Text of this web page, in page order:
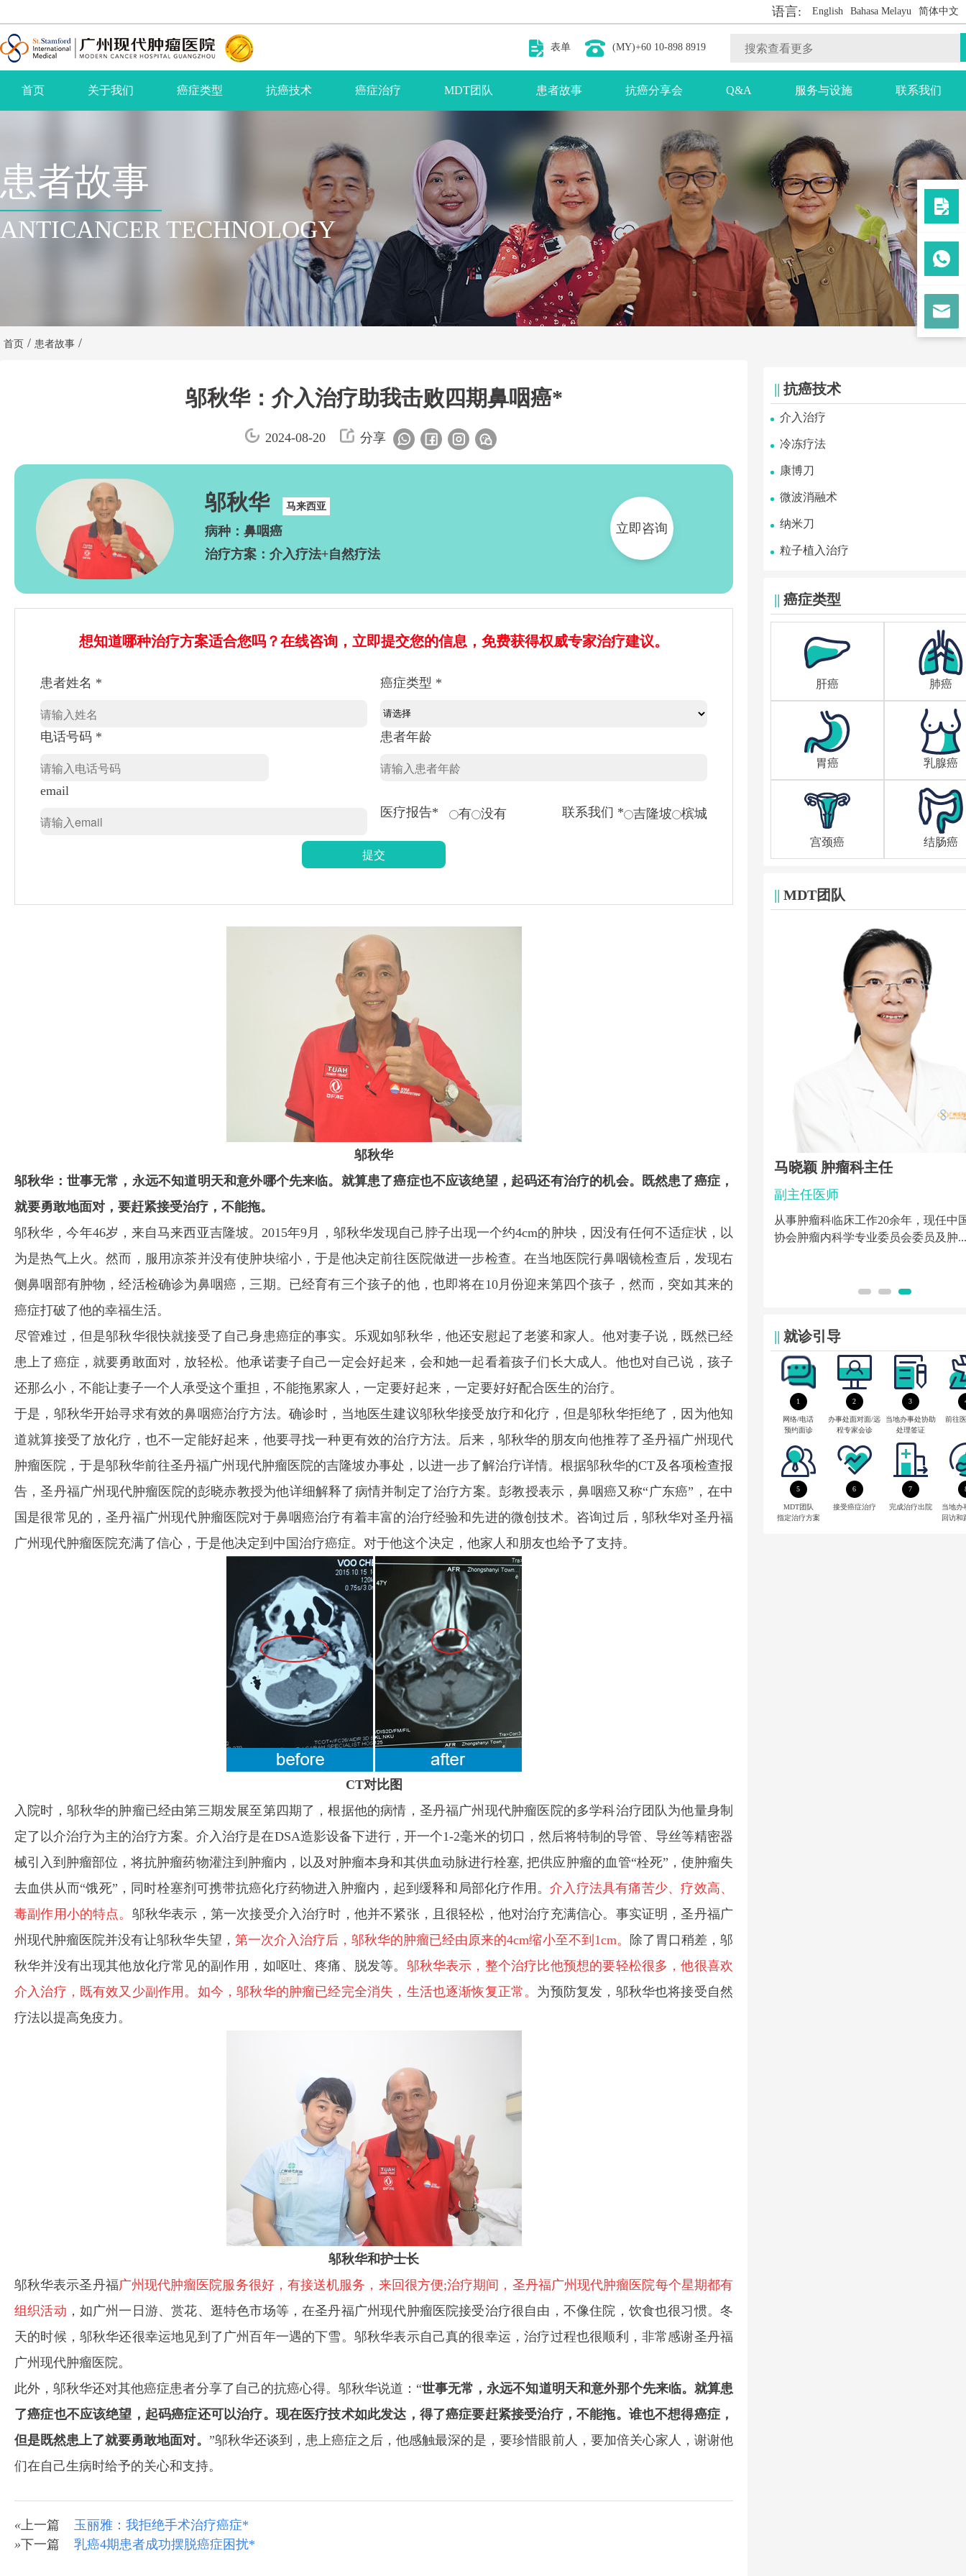
语言: English Bahasa Melayu 简体中文
表单 (MY)+60 10-898 8919
首页 关于我们 癌症类型 抗癌技术 癌症治疗 MDT团队 患者故事 抗癌分享会 Q&A 服务与设施 联系我们
患者故事
ANTICANCER TECHNOLOGY
首页 / 患者故事 /
|| 抗癌技术
介入治疗
冷冻疗法
康博刀
微波消融术
纳米刀
粒子植入治疗
|| 癌症类型
肝癌 肺癌
胃癌 乳腺癌
宫颈癌 结肠癌
|| MDT团队
肿瘤科临床工作40余年，曾任新乡医...
中心主任
擅长肿瘤的各种微创治疗，尤其是乳腺癌、
肺癌、消化道肿瘤、妇科肿瘤的化疗...
马晓颖 肿瘤科主任
副主任医师
从事肿瘤科临床工作20余年，现任中
协会肿瘤内科学专业委员会委员及肿...
|| 就诊引导
1
网络/电话
预约面诊
2
办事处面对面/远
程专家会诊
3
当地办事处协助
处理签证
前往
5
MDT团队
指定治疗方案
6
接受癌症治疗
7
完成治疗出院
当地办
回访和
邬秋华：介入治疗助我击败四期鼻咽癌*
2024-08-20 分享
邬秋华 马来西亚
病种：鼻咽癌
治疗方案：介入疗法+自然疗法
立即咨询
想知道哪种治疗方案适合您吗？在线咨询，立即提交您的信息，免费获得权威专家治疗建议。
患者姓名 * 癌症类型 *
电话号码 * 患者年龄
email
医疗报告*
有 没有 联系我们 * 吉隆坡 槟城
邬秋华
邬秋华：世事无常，永远不知道明天和意外哪个先来临。就算患了癌症也不应该绝望，起码还有治疗的机会。既然患了癌症，
就要勇敢地面对，要赶紧接受治疗，不能拖。
邬秋华，今年46岁，来自马来西亚吉隆坡。2015年9月，邬秋华发现自己脖子出现一个约4cm的肿块，因没有任何不适症状，以
为是热气上火。然而，服用凉茶并没有使肿块缩小，于是他决定前往医院做进一步检查。在当地医院行鼻咽镜检查后，发现右
侧鼻咽部有肿物，经活检确诊为鼻咽癌，三期。已经育有三个孩子的他，也即将在10月份迎来第四个孩子，然而，突如其来的
癌症打破了他的幸福生活。
尽管难过，但是邬秋华很快就接受了自己身患癌症的事实。乐观如邬秋华，他还安慰起了老婆和家人。他对妻子说，既然已经
患上了癌症，就要勇敢面对，放轻松。他承诺妻子自己一定会好起来，会和她一起看着孩子们长大成人。他也对自己说，孩子
还那么小，不能让妻子一个人承受这个重担，不能拖累家人，一定要好起来，一定要好好配合医生的治疗。
于是，邬秋华开始寻求有效的鼻咽癌治疗方法。确诊时，当地医生建议邬秋华接受放疗和化疗，但是邬秋华拒绝了，因为他知
道就算接受了放化疗，也不一定能好起来，他要寻找一种更有效的治疗方法。后来，邬秋华的朋友向他推荐了圣丹福广州现代
肿瘤医院 ，于是邬秋华前往圣丹福广州现代肿瘤医院的吉隆坡办事处 ，以进一步了解治疗详情。根据邬秋华的CT及各项检查报
告，圣丹福广州现代肿瘤医院的彭晓赤教授为他详细解释了病情并制定了治疗方案。彭教授表示，鼻咽癌又称“广东癌”，在中
国是很常见的，圣丹福广州现代肿瘤医院对于鼻咽癌治疗有着丰富的治疗经验和先进的微创技术。咨询过后，邬秋华对圣丹福
广州现代肿瘤医院充满了信心，于是他决定到中国治疗癌症。对于他这个决定，他家人和朋友也给予了支持。
CT对比图
入院时，邬秋华的肿瘤已经由第三期发展至第四期了，根据他的病情，圣丹福广州现代肿瘤医院的多学科治疗团队为他量身制
定了以介治疗为主的治疗方案。介入治疗是在DSA造影设备下进行，开一个1-2毫米的切口，然后将特制的导管、导丝等精密器
械引入到肿瘤部位，将抗肿瘤药物灌注到肿瘤内，以及对肿瘤本身和其供血动脉进行栓塞, 把供应肿瘤的血管“栓死”，使肿瘤失
去血供从而“饿死”，同时栓塞剂可携带抗癌化疗药物进入肿瘤内，起到缓释和局部化疗作用。介入疗法具有痛苦少、疗效高、
毒副作用小的特点。 邬秋华表示，第一次接受介入治疗时，他并不紧张，且很轻松，他对治疗充满信心。事实证明，圣丹福广
州现代肿瘤医院并没有让邬秋华失望， 第一次介入治疗后，邬秋华的肿瘤已经由原来的4cm缩小至不到1cm。
除了胃口稍差，邬
秋华并没有出现其他放化疗常见的副作用，如呕吐、疼痛、脱发等。 邬秋华表示，整个治疗比他预想的要轻松很多，他很喜欢
介入治疗，既有效又少副作用。如今，邬秋华的肿瘤已经完全消失，生活也逐渐恢复正常。 为预防复发，邬秋华也将接受自然
疗法以提高免疫力。
邬秋华和护士长
邬秋华表示圣丹福广州现代肿瘤医院服务很好，有接送机服务，来回很方便;治疗期间，圣丹福广州现代肿瘤医院每个星期都有
组织活动 ，如广州一日游、赏花、逛特色市场等，在圣丹福广州现代肿瘤医院接受治疗很自由，不像住院，饮食也很习惯。冬
天的时候，邬秋华还很幸运地见到了广州百年一遇的下雪。邬秋华表示自己真的很幸运，治疗过程也很顺利，非常感谢圣丹福
广州现代肿瘤医院。
此外，邬秋华还对其他癌症患者分享了自己的抗癌心得。邬秋华说道：“世事无常，永远不知道明天和意外那个先来临。就算患
了癌症也不应该绝望，起码癌症还可以治疗。现在医疗技术如此发达，得了癌症要赶紧接受治疗，不能拖。谁也不想得癌症，
但是既然患上了就要勇敢地面对。 ”邬秋华还谈到，患上癌症之后，他感触最深的是，要珍惜眼前人，要加倍关心家人，谢谢他
们在自己生病时给予的关心和支持。
«上一篇
玉丽雅：我拒绝手术治疗癌症*
»下一篇 乳癌4期患者成功摆脱癌症困扰*